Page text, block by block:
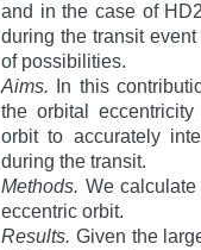
and in the case of
during the transit
of possibilities.
Aims. In this
the orbital
orbit to accurately
during the transit.
Methods. We
eccentric orbit.
Results. Given the